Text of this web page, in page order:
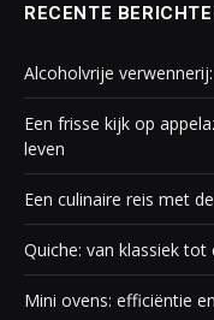
RECENTE
Alcoholvrije
Een frisse kijk op
leven
Een culinaire reis met
Quiche: van klassiek
Mini ovens: efficiëntie